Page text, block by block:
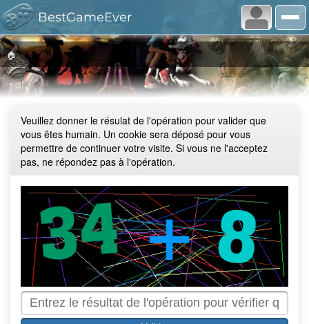
BestGameEver
🏠
Veuillez donner le résulat de l'opération pour valider que
vous êtes humain. Un cookie sera déposé pour vous
permettre de continuer votre visite. Si vous ne l'acceptez
pas, ne répondez pas à l'opération.